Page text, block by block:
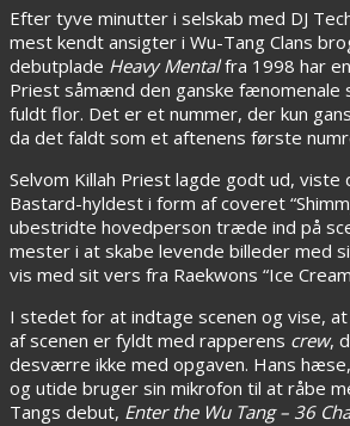
Efter tyve minutter i selskab med DJ
mest kendt ansigter i Wu-Tang Clans
debutplade Heavy Mentalfra 1998 har
Priest såmænd den ganske fænomenale
fuldt flor. Det er et nummer, der kun
da det faldt som et aftenens første
Selvom Killah Priest lagde godt ud,
Bastard-hyldest i form af coveret
ubestridte hovedperson træde ind på
mester i at skabe levende billeder med
vis med sit vers fra Raekwons “Ice
I stedet for at indtage scenen og vise,
af scenen er fyldt med rapperens crew,
desværre ikke med opgaven. Hans
og utide bruger sin mikrofon til at råbe
Tangs debut, Enter the Wu Tang – 36